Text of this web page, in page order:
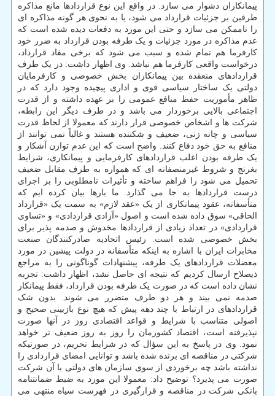
پیمانکاران دشوار می سازد. در واقع این نوع قراردادها مانع مذاکره
طرفین بر جزئیات قرارداد می شود، یا به نحوی هر گونه مذاکره ای
را ناممکن می سازد و حتی این مورد به دفعات دیده شده است که
عدم مذاکره در مورد جزئیات و یک طرفه بودن قرارداد به ضرر خود
کارفرما هم تمام شده و سبب می شود که برخی مفاد قرارداد،
درخواست واقعی کارفرما هم نباشد. وی اظهار داشت: در یک طرف
قراردادهای منعقده بین پیمانکاران بخش خصوصی و کارفرمایان
دولتی یک ساختار سیاسی قوی و اداری پیچیده وجود دارد که در
ظاهر مأموریت حفظ منافع عمومی را بر عهده داشته و از قدرت
اجتماعی بالایی برخوردار می باشد و در طرف دیگر این رابطه،
شرکت ها و اشخاص خصوصی قرار دارند که معمولا از لحاظ قدرت
سیاسی و چانه زنی، ضعیف و شکننده هستند و غالباً نمی توانند از
منافع به حق خود دفاع کنند. واضح است که این عدم توازن آشکار و
یک طرفه بودن اغلب قراردادهای کارفرمایی و پیمانکاری، شرایط
بغرنج و شروط غیرمنصفانه ای که همواره به طرف مقابل ضعیف
تحمیل می شود را فراهم ساخته و تأثیرات نامطلوبی را بر اجرای
درست قراردادها به جا می گذارد. ما بارها بیان کرده ایم که
متأسفانه، عقود پیمانکاری از یک «عقد لازم» به سمت یک «قرارداد
الحاقی» سوق داده شده است و اصول «آزادی قراردادی» و «تساوی
قراردادی» در تعداد زیادی از قراردادها مخدوش و صدمه پذیر برای
بخش خصوصی شده است. رئیس اتحادیه صادرکنندگان صنعت
مخابرات ایران با اشاره به اینکه متأسفانه در دولت پیشین در مورد
معضلات قراردادهای یک طرفه، پیشنهادات گوناگونی را به مراجع
ذیصلاح ارسال کردیم که نتیجه ای حاصل نشد، اظهار داشت: تجربه
نشان داده است که در صورت یک طرفه بودن قرارداد، فقط پیمانکار
صدمه نمی بیند و هر دو طرف متضرر می شوند. بدون شک
قراردادهای در ارتباط با چند دهه پیش که هیچ نوع بازبینی صحیح و
اصولی متناسب با شرایط و قواعد اقتصادی روز در آنها صورت
نپذیرفته است، اقتصاد کشورمان را روز به روز ضعیف تر خواهد
نمود. وی در پاسخ به این سؤال که در شرایط تحریم، در صورتیکه
شرکتی در مناقصه ای برنده شده باشد و توانایی امضای قراردادی را
نداشته باشد چه برخوردی از سوی سازمان های دولتی با آن شرکت
صورت می پذیرد؟ توضیح داد: معمولا این مورد به ضبط ضمانتنامه
بانکی شرکت در مناقصه و قرارگیری در فهرست سیاه منتهی می